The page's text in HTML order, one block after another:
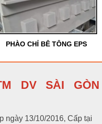
PHÀO CHỈ BÊ TÔNG EPS
DV SÀI GÒN
ngày 13/10/2016, Cấp tại